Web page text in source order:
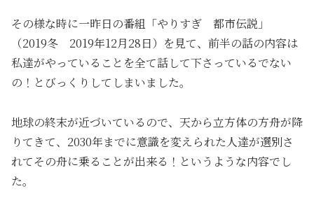
その様な時に一昨日の番組「やりすぎ 都市伝説」
（2019冬 2019年12月28日）を見て、前半の話の内容は
私達がやっていることを全て話して下さっているでない
の！とびっくりしてしまいました。
地球の終末が近づいているので、天から立方体の方舟が降
りてきて、2030年までに意識を変えられた人達が選別さ
れてその舟に乗ることが出来る！というような内容でし
た。